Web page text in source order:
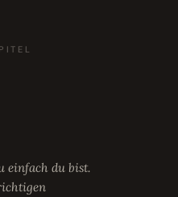
einfach du bist.